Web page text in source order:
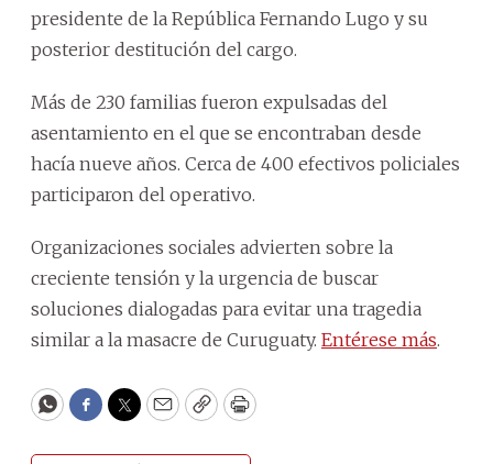
presidente de la República Fernando Lugo y su
posterior destitución del cargo.
Más de 230 familias fueron expulsadas del
asentamiento en el que se encontraban desde
hacía nueve años. Cerca de 400 efectivos policiales
participaron del operativo.
Organizaciones sociales advierten sobre la
creciente tensión y la urgencia de buscar
soluciones dialogadas para evitar una tragedia
similar a la masacre de Curuguaty. Entérese más.
WhatsApp
Facebook
Twitter
EmailCopyPrint